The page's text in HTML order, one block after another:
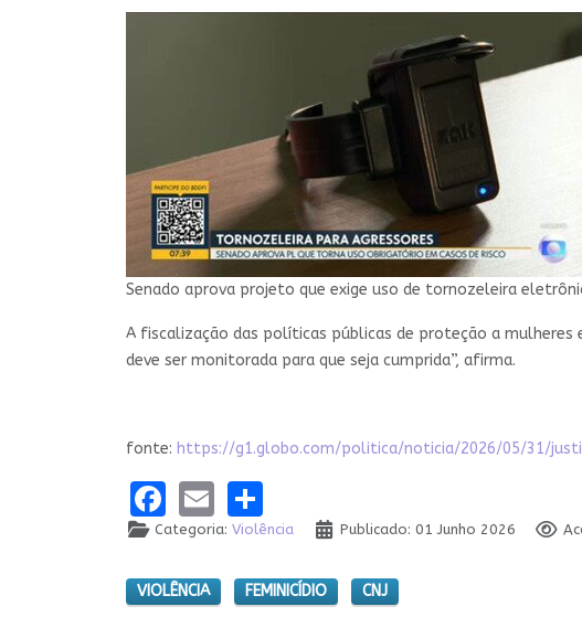
Senado aprova projeto que exige uso de tornozeleira
A fiscalização das políticas públicas de proteção a mulheres
deve ser monitorada para que seja cumprida”, afirma.
fonte: https://g1.globo.com/politica/noticia/2026/05/31/
Facebook
Email
Categoria:Violência Publicado: 01 Junho 2026
VIOLÊNCIA FEMINICÍDIO CNJ